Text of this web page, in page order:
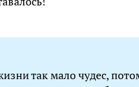
так мало чудес,